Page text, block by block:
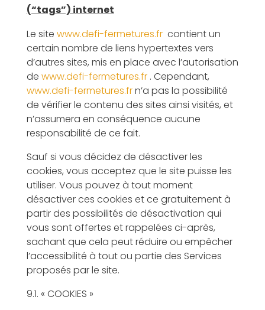
(“tags”) internet
Le site www.defi-fermetures.frcontient un
certain nombre de liens hypertextes vers
d’autres sites, mis en place avec l’autorisation
de www.defi-fermetures.fr. Cependant,
www.defi-fermetures.frn’a pas la possibilité
de vérifier le contenu des sites ainsi visités, et
n’assumera en conséquence aucune
responsabilité de ce fait.
Sauf si vous décidez de désactiver les
cookies, vous acceptez que le site puisse les
utiliser. Vous pouvez à tout moment
désactiver ces cookies et ce gratuitement à
partir des possibilités de désactivation qui
vous sont offertes et rappelées ci-après,
sachant que cela peut réduire ou empêcher
l’accessibilité à tout ou partie des Services
proposés par le site.
9.1. « COOKIES »